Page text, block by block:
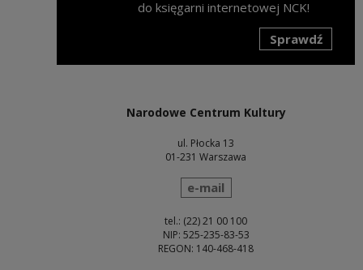
do księgarni internetowej NCK!
Sprawdź
Narodowe Centrum Kultury
ul. Płocka 13
01-231 Warszawa
wyślij wiadomość
e-mail
tel.: (22) 21 00 100
NIP: 525-235-83-53
REGON: 140-468-418